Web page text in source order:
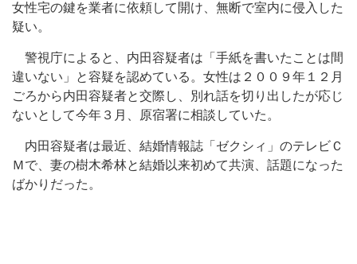
女性宅の鍵を業者に依頼して開け、無断で室内に侵入した
疑い。
警視庁によると、内田容疑者は「手紙を書いたことは間
違いない」と容疑を認めている。女性は２００９年１２月
ごろから内田容疑者と交際し、別れ話を切り出したが応じ
ないとして今年３月、原宿署に相談していた。
内田容疑者は最近、結婚情報誌「ゼクシィ」のテレビＣ
Ｍで、妻の樹木希林と結婚以来初めて共演、話題になった
ばかりだった。